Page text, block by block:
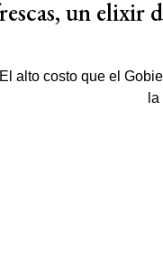
un elixir